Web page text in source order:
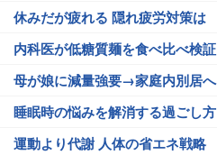
休みだが疲れる 隠れ疲労対策は
内科医が低糖質麺を食べ比べ検証
母が娘に減量強要→家庭内別居へ
睡眠時の悩みを解消する過ごし方
運動より代謝 人体の省エネ戦略